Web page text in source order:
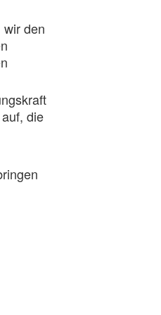
den
die